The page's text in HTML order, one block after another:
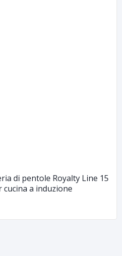
di pentole Royalty Line 15
cucina a induzione